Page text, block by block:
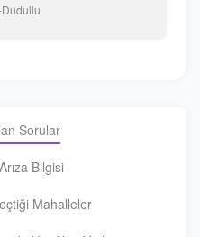
Dudullu
Sorular
Bilgisi
Mahalleler